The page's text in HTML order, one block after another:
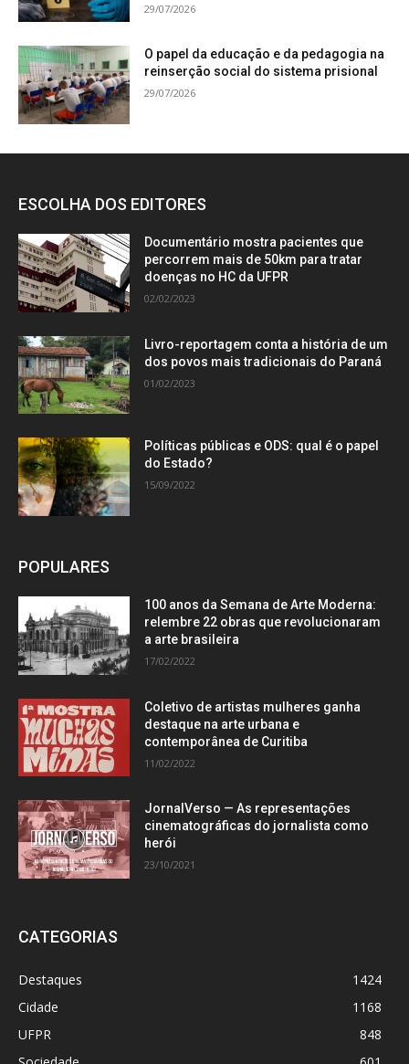
29/07/2026
O papel da educação e da pedagogia na
reinserção social do sistema prisional
29/07/2026
ESCOLHA DOS EDITORES
Documentário mostra pacientes que
percorrem mais de 50km para tratar
doenças no HC da UFPR
02/02/2023
Livro-reportagem conta a história de um
dos povos mais tradicionais do Paraná
01/02/2023
Políticas públicas e ODS: qual é o papel
do Estado?
15/09/2022
POPULARES
100 anos da Semana de Arte Moderna:
relembre 22 obras que revolucionaram
a arte brasileira
17/02/2022
Coletivo de artistas mulheres ganha
destaque na arte urbana e
contemporânea de Curitiba
11/02/2022
JornalVerso — As representações
cinematográficas do jornalista como
herói
23/10/2021
CATEGORIAS
Destaques
1424
Cidade
1168
UFPR
848